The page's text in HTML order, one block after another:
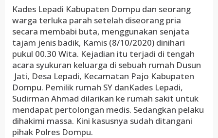
Kades Lepadi Kabupaten Dompu dan seorang
warga terluka parah setelah diseorang pria
secara membabi buta, menggunakan senjata
tajam jenis badik, Kamis (8/10/2020) dinihari
pukul 00.30 Wita. Kejadian itu terjadi di tengah
acara syukuran keluarga di sebuah rumah Dusun
Jati, Desa Lepadi, Kecamatan Pajo Kabupaten
Dompu. Pemilik rumah SY danKades Lepadi,
Sudirman Ahmad dilarikan ke rumah sakit untuk
mendapat pertolongan medis. Sedangkan pelaku
dihakimi massa. Kini kasusnya sudah ditangani
pihak Polres Dompu.